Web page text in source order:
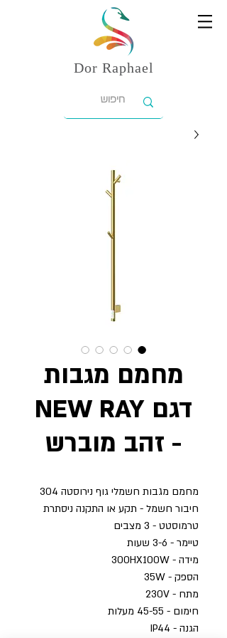
Dor Raphael
מחמם מגבות
דגם NEW RAY
- זהב מוברש
מחמם מגבות חשמלי גוף נירוסטה 304
חיבור חשמל - תקע או התקנה ניסתרת
טרמוסטט - 3 מצבים
טיימר - 3-6 שעות
מידה - 300HX100W
הספק - 35W
מתח - 230V
חימום - 45-55 מעלות
הגנה - IP44